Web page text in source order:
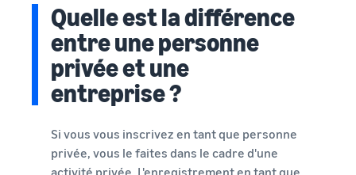
Quelle est la différence
entre une personne
privée et une
entreprise ?
Si vous vous inscrivez en tant que personne
privée, vous le faites dans le cadre d'une
activité privée. L'enregistrement en tant que